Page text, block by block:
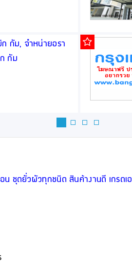
กัม, จำหน่ายอรา
กัม
น ชุดยั่วผัวทุกชนิด สินค้างานดี เกรดเอ